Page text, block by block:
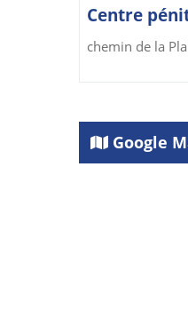
Centre
chemin de la
Google